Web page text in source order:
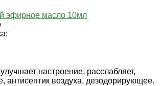
эфирное масло 10мл
настроение, расслабляет,
антисептик воздуха, дезодорирующее.